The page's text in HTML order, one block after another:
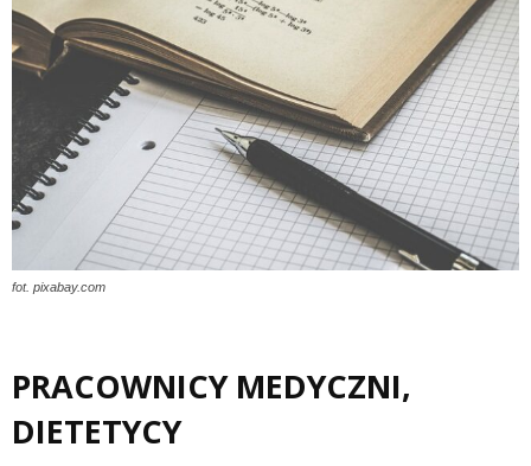
fot. pixabay.com
PRACOWNICY MEDYCZNI,
DIETETYCY